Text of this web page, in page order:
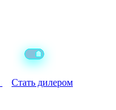
Стать дилером